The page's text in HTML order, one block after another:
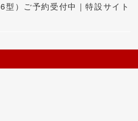
型）ご予約受付中｜特設サイト